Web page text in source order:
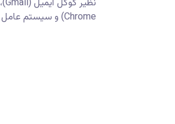
Chrome) و سیستم عامل موبایل اندروید (Android) پرداخت.